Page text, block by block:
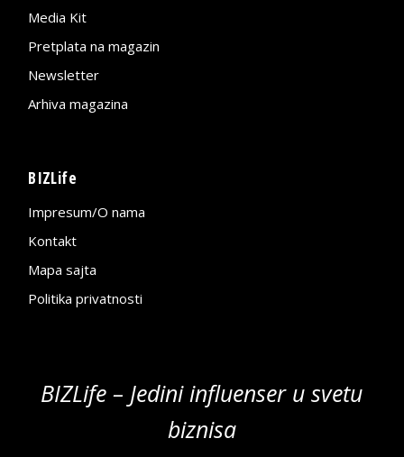
Media Kit
Pretplata na magazin
Newsletter
Arhiva magazina
BIZLife
Impresum/O nama
Kontakt
Mapa sajta
Politika privatnosti
BIZLife – Jedini influenser u svetu
biznisa